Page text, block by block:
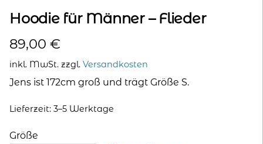
Hoodie für Männer – Flieder
89,00 €
inkl. MwSt. zzgl. Versandkosten
Jens ist 172cm groß und trägt Größe S.
Lieferzeit: 3–5 Werktage
Größe